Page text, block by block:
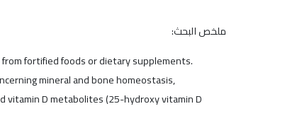
ملخص البحث:
fortified foods or dietary supplements.
mineral and bone homeostasis,
vitamin D metabolites (25-hydroxy vitamin D